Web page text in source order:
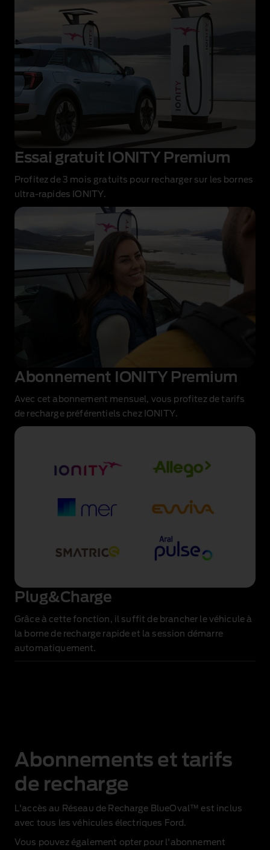
Essai gratuit IONITY Premium
Profitez de 3 mois gratuits pour recharger sur les bornes
ultra‑rapides IONITY.
Abonnement IONITY Premium
Avec cet abonnement mensuel, vous profitez de tarifs
de recharge préférentiels chez IONITY.
Plug&Charge
Grâce à cette fonction , il suffit de brancher le véhicule à
la borne de recharge rapide et la session démarre
automatiquement.
Abonnements et tarifs
de recharge
L'accès au Réseau de Recharge BlueOval™ est inclus
avec tous les véhicules électriques Ford.
Vous pouvez également opter pour l'abonnement